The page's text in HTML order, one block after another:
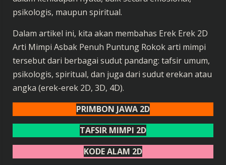
psikologis, maupun spiritual.
Dalam artikel ini, kita akan membahas Erek Erek 2D
Arti Mimpi Asbak Penuh Puntung Rokok arti mimpi
tersebut dari berbagai sudut pandang: tafsir umum,
psikologis, spiritual, dan juga dari sudut erekan atau
angka (erek-erek 2D, 3D, 4D).
PRIMBON JAWA 2D
TAFSIR MIMPI 2D
KODE ALAM 2D